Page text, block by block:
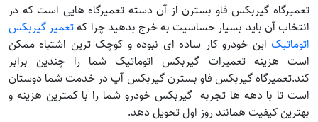
تعمیرگاه گیربکس فاو بسترن از آن دسته تعمیرگاه هایی است که در
انتخاب آن باید بسیار حساسیت به خرج بدهید چرا کهتعمیر گیربکس
اتوماتیک این خودرو کار ساده ای نبوده و کوچک ترین اشتباه ممکن
است هزینه تعمیرات گیربکس اتوماتیک شما را چندین برابر
کند.تعمیرگاه گیربکس فاو بسترن گیربکس آپ در خدمت شما دوستان
است تا با دهه ها تجربه گیربکس خودرو شما را با کمترین هزینه و
بهترین کیفیت همانند روز اول تحویل دهد.